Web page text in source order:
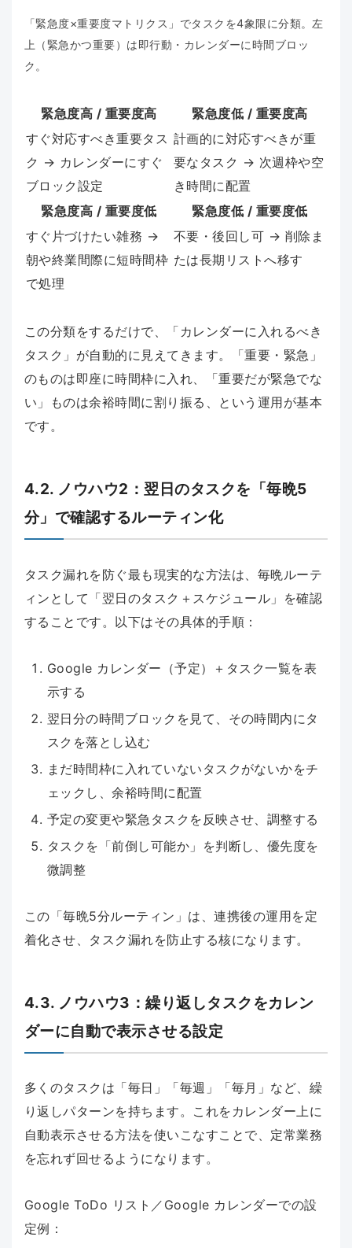
「緊急度×重要度マトリクス」でタスクを4象限に分類。左
上（緊急かつ重要）は即行動・カレンダーに時間ブロッ
ク。
緊急度高 / 重要度高
緊急度低 / 重要度高
すぐ対応すべき重要タス
ク → カレンダーにすぐ
ブロック設定
計画的に対応すべきが重
要なタスク → 次週枠や空
き時間に配置
緊急度高 / 重要度低
緊急度低 / 重要度低
すぐ片づけたい雑務 →
朝や終業間際に短時間枠
で処理
不要・後回し可 → 削除ま
たは長期リストへ移す
この分類をするだけで、「カレンダーに入れるべき
タスク」が自動的に見えてきます。「重要・緊急」
のものは即座に時間枠に入れ、「重要だが緊急でな
い」ものは余裕時間に割り振る、という運用が基本
です。
4.2. ノウハウ2：翌日のタスクを「毎晩5
分」で確認するルーティン化
タスク漏れを防ぐ最も現実的な方法は、毎晩ルーテ
ィンとして「翌日のタスク＋スケジュール」を確認
することです。以下はその具体的手順：
Google カレンダー（予定）＋タスク一覧を表
示する
翌日分の時間ブロックを見て、その時間内にタ
スクを落とし込む
まだ時間枠に入れていないタスクがないかをチ
ェックし、余裕時間に配置
予定の変更や緊急タスクを反映させ、調整する
タスクを「前倒し可能か」を判断し、優先度を
微調整
この「毎晩5分ルーティン」は、連携後の運用を定
着化させ、タスク漏れを防止する核になります。
4.3. ノウハウ3：繰り返しタスクをカレン
ダーに自動で表示させる設定
多くのタスクは「毎日」「毎週」「毎月」など、繰
り返しパターンを持ちます。これをカレンダー上に
自動表示させる方法を使いこなすことで、定常業務
を忘れず回せるようになります。
Google ToDo リスト／Google カレンダーでの設
定例：